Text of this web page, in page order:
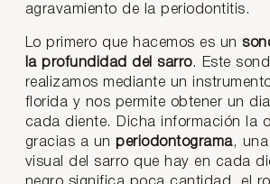
agravamiento de la periodontitis.
Lo primero que hacemos es un
la profundidad del sarro. Este
realizamos mediante un
florida y nos permite obtener un
cada diente. Dicha información la
gracias a un periodontograma, una
visual del sarro que hay en cada